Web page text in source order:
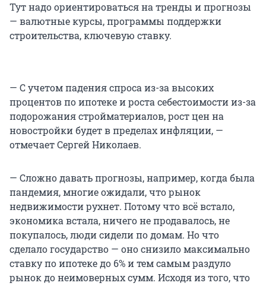
Тут надо ориентироваться на тренды и прогнозы
— валютные курсы, программы поддержки
строительства, ключевую ставку.
— С учетом падения спроса из-за высоких
процентов по ипотеке и роста себестоимости из-за
подорожания стройматериалов, рост цен на
новостройки будет в пределах инфляции, —
отмечает Сергей Николаев.
— Сложно давать прогнозы, например, когда была
пандемия, многие ожидали, что рынок
недвижимости рухнет. Потому что всё встало,
экономика встала, ничего не продавалось, не
покупалось, люди сидели по домам. Но что
сделало государство — оно снизило максимально
ставку по ипотеке до 6% и тем самым раздуло
рынок до неимоверных сумм. Исходя из того, что